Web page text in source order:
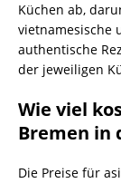
Küchen ab,
vietnamesische
authentische
der jeweiligen
Wie viel
Bremen in
Die Preise für